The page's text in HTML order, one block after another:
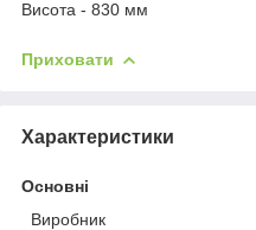
Висота - 830 мм
Приховати
Характеристики
Основні
Виробник